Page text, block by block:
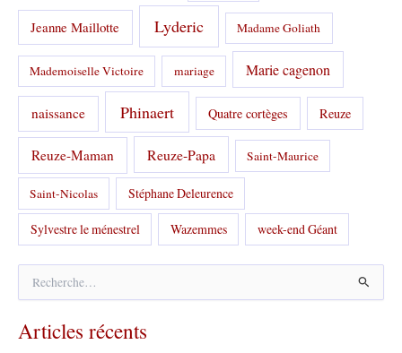
Jeanne Maillotte Lyderic Madame Goliath
Mademoiselle Victoire mariage Marie cagenon
naissance Phinaert Quatre cortèges Reuze
Reuze-Maman Reuze-Papa Saint-Maurice
Saint-Nicolas Stéphane Deleurence
Sylvestre le ménestrel Wazemmes week-end Géant
h
e
Articles récents